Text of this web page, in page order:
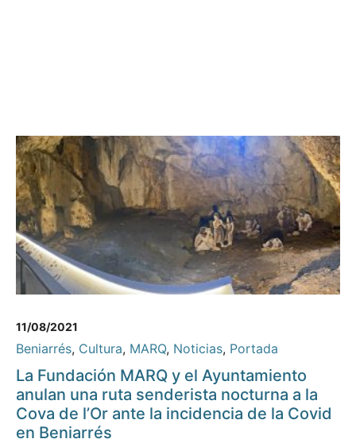
11/08/2021
Beniarrés, Cultura, MARQ, Noticias, Portada
La Fundación MARQ y el Ayuntamiento
anulan una ruta senderista nocturna a la
Cova de l’Or ante la incidencia de la Covid
en Beniarrés